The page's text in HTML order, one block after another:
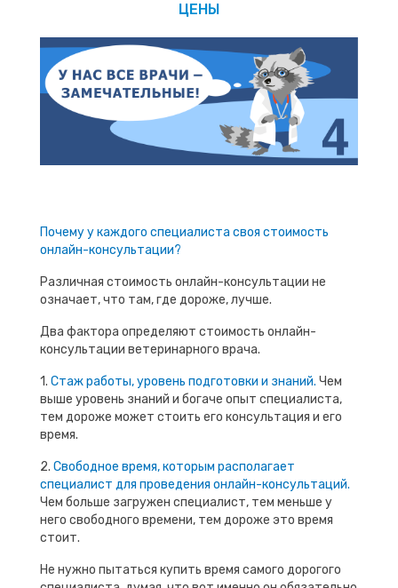
ЦЕНЫ
Почему у каждого специалиста своя стоимость
онлайн-консультации?
Различная стоимость онлайн-консультации не
означает, что там, где дороже, лучше.
Два фактора определяют стоимость онлайн-
консультации ветеринарного врача.
1. Стаж работы, уровень подготовки и знаний. Чем
выше уровень знаний и богаче опыт специалиста,
тем дороже может стоить его консультация и его
время.
2. Свободное время, которым располагает
специалист для проведения онлайн-консультаций.
Чем больше загружен специалист, тем меньше у
него свободного времени, тем дороже это время
стоит.
Не нужно пытаться купить время самого дорогого